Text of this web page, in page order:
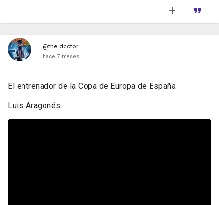
@the doctor
hace 7 meses
El entrenador de la Copa de Europa de España.
Luis Aragonés.